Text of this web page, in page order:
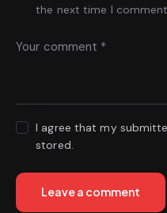
the next time I
I agree that my
stored.